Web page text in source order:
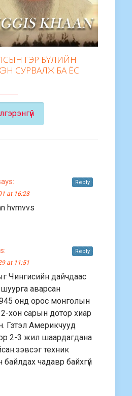
ГЭР БҮЛИЙН
СУРВАЛЖ БА ЁС
at 16:23
hvmvvs
Reply
at 11:51
Чингисийн дайчдаас
аварсан
онд орос монголын
хон сарын дотор хиар
Гэтэл Америкчууд
2-3 жил шаардагдана
техник
байлдах чадавр байхгүй
Reply